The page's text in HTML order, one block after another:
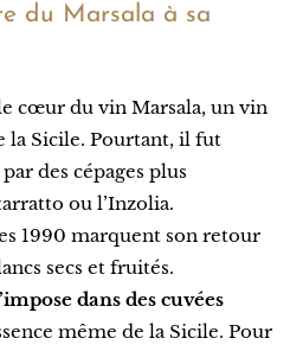
du Marsala à sa
cœur du vin Marsala, un vin
Sicile. Pourtant, il fut
des cépages plus
ou l’Inzolia.
1990 marquent son retour
secs et fruités.
dans des cuvées
même de la Sicile. Pour